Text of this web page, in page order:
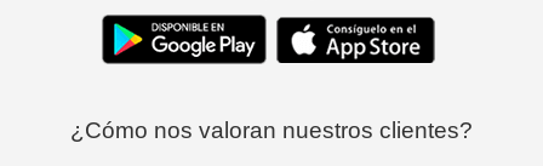
¿Cómo nos valoran nuestros clientes?